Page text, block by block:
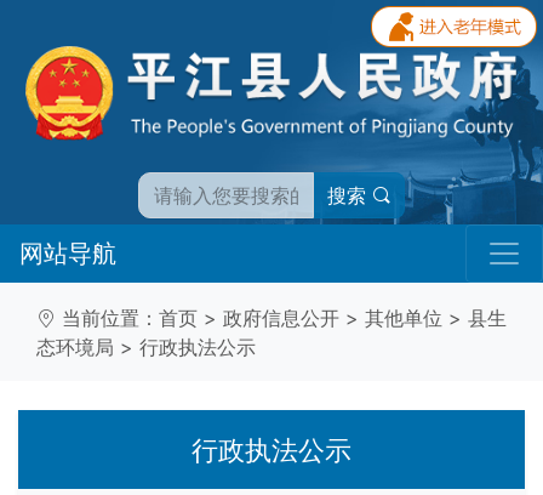
搜索
网站导航
当前位置： 首页 > 政府信息公开 > 其他单位 > 县生
态环境局 > 行政执法公示
行政执法公示